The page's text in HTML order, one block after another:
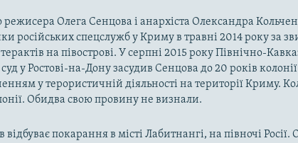
режисера Олега Сенцова і анархіста Олександра
російських спецслужб у Криму в травні 2014 року за
терактів на півострові. У серпні 2015 року Північно-
у Ростові-на-Дону засудив Сенцова до 20 років
у терористичній діяльності на території Криму.
Обидва свою провину не визнали.
відбуває покарання в місті Лабитнангі, на півночі Росії.